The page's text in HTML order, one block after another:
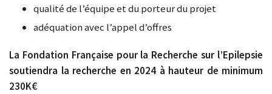
qualité de l’équipe et du porteur du projet
adéquation avec l’appel d’offres
La Fondation Française pour la Recherche sur l’Epilepsie
soutiendra la recherche en 2024 à hauteur de minimum
230K€